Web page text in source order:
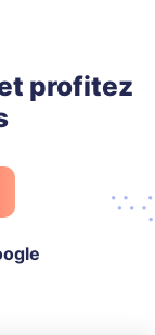
profitez